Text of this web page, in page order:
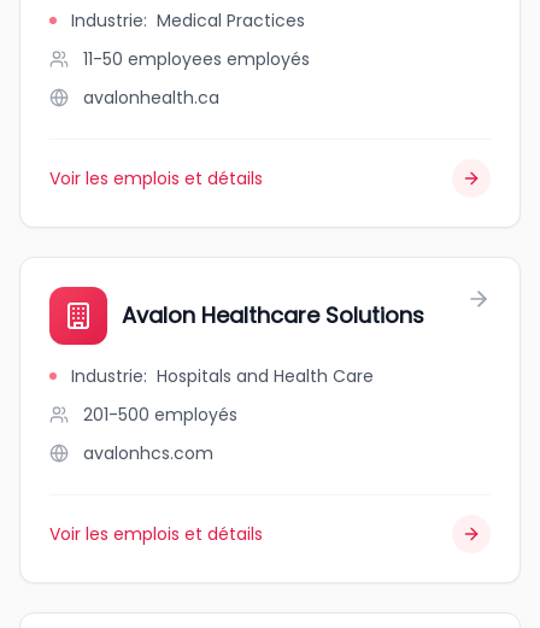
Industrie: Medical Practices
11-50 employees employés
avalonhealth.ca
Voir les emplois et détails
Avalon Healthcare Solutions
Industrie: Hospitals and Health Care
201-500 employés
avalonhcs.com
Voir les emplois et détails